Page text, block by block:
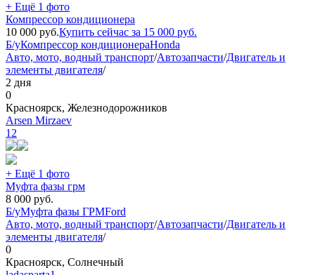
+ Ещё 1 фото
Компрессор кондиционера
10 000 руб.Купить сейчас за 15 000 руб.
Б/уКомпрессор кондиционераHonda
Авто, мото, водный транспорт/Автозапчасти/Двигатель и
элементы двигателя/
2 дня
0
Красноярск, Железнодорожников
Arsen Mirzaev
12
+ Ещё 1 фото
Муфта фазы грм
8 000 руб.
Б/уМуфта фазы ГРМFord
Авто, мото, водный транспорт/Автозапчасти/Двигатель и
элементы двигателя/
0
Красноярск, Солнечный